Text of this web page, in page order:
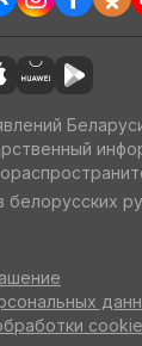
cookie